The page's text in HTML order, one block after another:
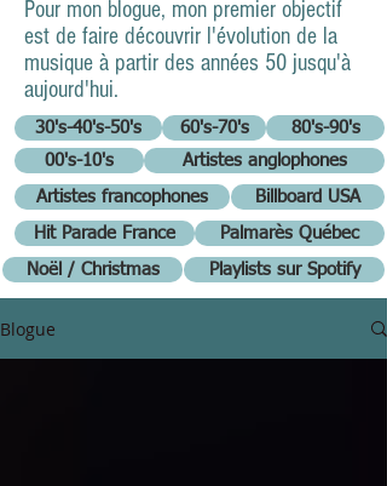
30's-40's-50's 60's-70's 80's-90's
Pour mon blogue, mon premier objectif
est de faire découvrir l'évolution de la
musique à partir des années 50 jusqu'à
aujourd'hui.
00's-10's
Artistes anglophones
Artistes francophones
Billboard USA
Hit Parade France
Palmarès Québec
Noël / Christmas
Playlists sur Spotify
Blogue